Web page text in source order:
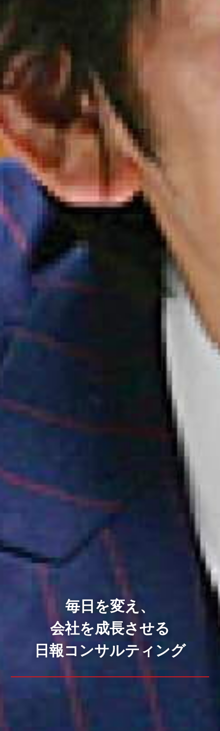
毎日を変え、
会社を成長させる
日報コンサルティング